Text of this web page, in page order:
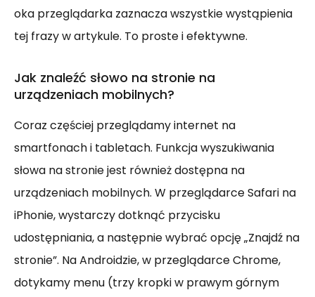
oka przeglądarka zaznacza wszystkie wystąpienia
tej frazy w artykule. To proste i efektywne.
Jak znaleźć słowo na stronie na
urządzeniach mobilnych?
Coraz częściej przeglądamy internet na
smartfonach i tabletach. Funkcja wyszukiwania
słowa na stronie jest również dostępna na
urządzeniach mobilnych. W przeglądarce Safari na
iPhonie, wystarczy dotknąć przycisku
udostępniania, a następnie wybrać opcję „Znajdź na
stronie”. Na Androidzie, w przeglądarce Chrome,
dotykamy menu (trzy kropki w prawym górnym